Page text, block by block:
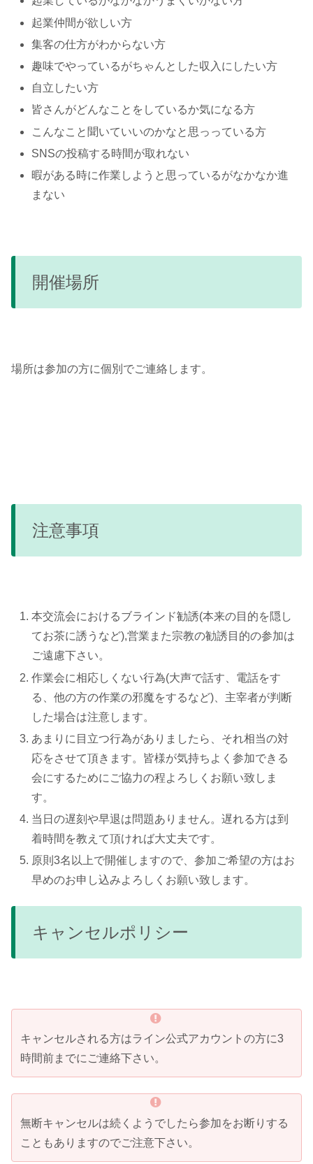
起業仲間が欲しい方
集客の仕方がわからない方
趣味でやっているがちゃんとした収入にしたい方
自立したい方
皆さんがどんなことをしているか気になる方
こんなこと聞いていいのかなと思っっている方
SNSの投稿する時間が取れない
暇がある時に作業しようと思っているがなかなか進
まない
開催場所
場所は参加の方に個別でご連絡します。
注意事項
本交流会におけるブラインド勧誘(本来の目的を隠し
てお茶に誘うなど),営業また宗教の勧誘目的の参加は
ご遠慮下さい。
作業会に相応しくない行為(大声で話す、電話をす
る、他の方の作業の邪魔をするなど)、主宰者が判断
した場合は注意します。
あまりに目立つ行為がありましたら、それ相当の対
応をさせて頂きます。皆様が気持ちよく参加できる
会にするためにご協力の程よろしくお願い致しま
す。
当日の遅刻や早退は問題ありません。遅れる方は到
着時間を教えて頂ければ大丈夫です。
原則3名以上で開催しますので、参加ご希望の方はお
早めのお申し込みよろしくお願い致します。
キャンセルポリシー
キャンセルされる方はライン公式アカウントの方に3
時間前までにご連絡下さい。
無断キャンセルは続くようでしたら参加をお断りする
こともありますのでご注意下さい。